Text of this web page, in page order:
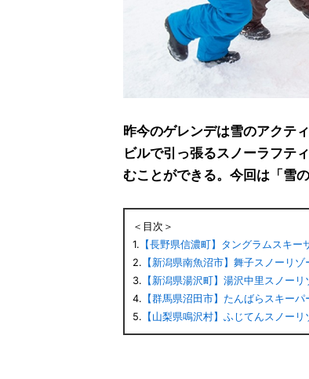
昨今のゲレンデは雪のアクテ
ビルで引っ張るスノーラフテ
むことができる。今回は「雪
＜目次＞
1. 【長野県信濃町】タングラムスキー
2. 【新潟県南魚沼市】舞子スノーリゾ
3. 【新潟県湯沢町】湯沢中里スノーリ
4. 【群馬県沼田市】たんばらスキーパ
5. 【山梨県鳴沢村】ふじてんスノーリ